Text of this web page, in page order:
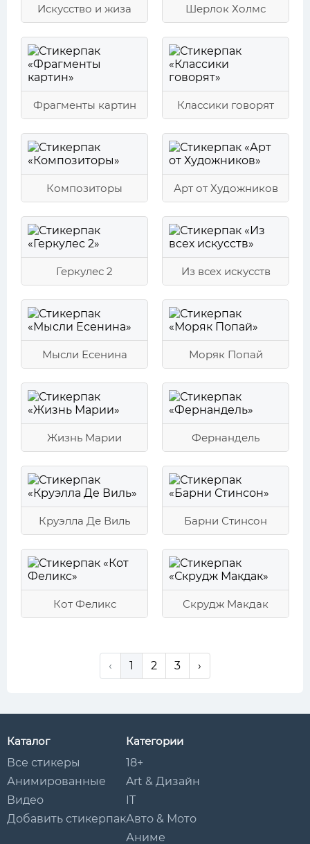
Искусство и жиза Шерлок Холмс
Фрагменты картин Классики говорят
Композиторы Арт от Художников
Геркулес 2 Из всех искусств
Мысли Есенина Моряк Попай
Жизнь Марии Фернандель
Круэлла Де Виль Барни Стинсон
Кот Феликс Скрудж Макдак
‹ 1 2 3 ›
Каталог
Все стикеры
Анимированные
Видео
Добавить стикерпак
Категории
18+
Art & Дизайн
IT
Авто & Мото
Аниме